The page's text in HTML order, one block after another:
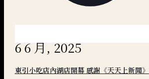
6 6 月, 2025
東引小吃店內湖店開幕 感謝《天天上新聞